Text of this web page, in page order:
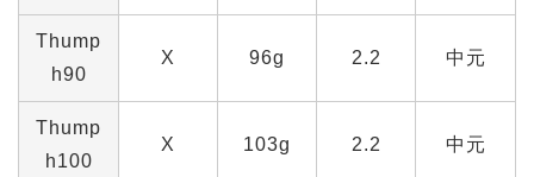
Thump
h90
X 96g 2.2 中元
Thump
h100
X 103g 2.2 中元